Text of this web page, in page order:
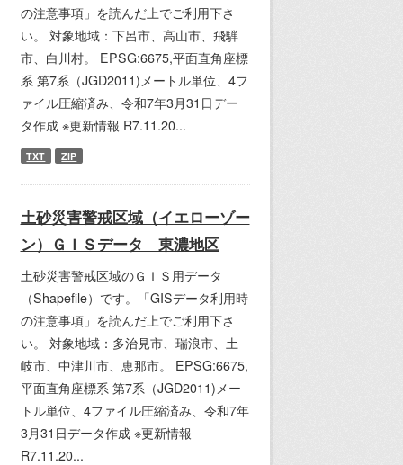
の注意事項」を読んだ上でご利用下さ
い。 対象地域：下呂市、高山市、飛騨
市、白川村。 EPSG:6675,平面直角座標
系 第7系（JGD2011)メートル単位、4フ
ァイル圧縮済み、令和7年3月31日デー
タ作成 ※更新情報 R7.11.20...
TXT ZIP
土砂災害警戒区域（イエローゾー
ン）ＧＩＳデータ 東濃地区
土砂災害警戒区域のＧＩＳ用データ
（Shapefile）です。「GISデータ利用時
の注意事項」を読んだ上でご利用下さ
い。 対象地域：多治見市、瑞浪市、土
岐市、中津川市、恵那市。 EPSG:6675,
平面直角座標系 第7系（JGD2011)メー
トル単位、4ファイル圧縮済み、令和7年
3月31日データ作成 ※更新情報
R7.11.20...